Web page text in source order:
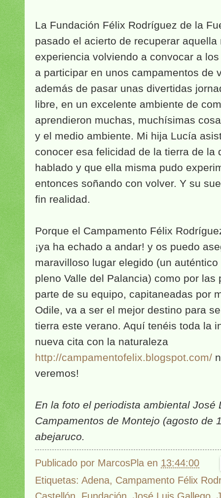
La Fundación Félix Rodríguez de la
pasado el acierto de recuperar aquella
experiencia volviendo a convocar a
a participar en unos campamentos de
además de pasar unas divertidas
libre, en un excelente ambiente de
aprendieron muchas, muchísimas
y el medio ambiente. Mi hija Lucía
conocer esa felicidad de la tierra de la
hablado y que ella misma pudo
entonces soñando con volver. Y su
fin realidad.
Porque el Campamento Félix
¡ya ha echado a andar! y os puedo
maravilloso lugar elegido (un
pleno Valle del Palancia) como por las
parte de su equipo, capitaneadas por
Odile, va a ser el mejor destino para
tierra este verano. Aquí tenéis toda la
nueva cita con la naturaleza
http://campamentofelix.blogspot.com/
veremos!
En la foto el periodista ambiental José
Campamentos de Montejo (agosto de
abejaruco.
Publicado por MarcosPla en 13:44:00
Etiquetas: Adena, Campamento Félix
Castellón
Fundación José Luis Gallego